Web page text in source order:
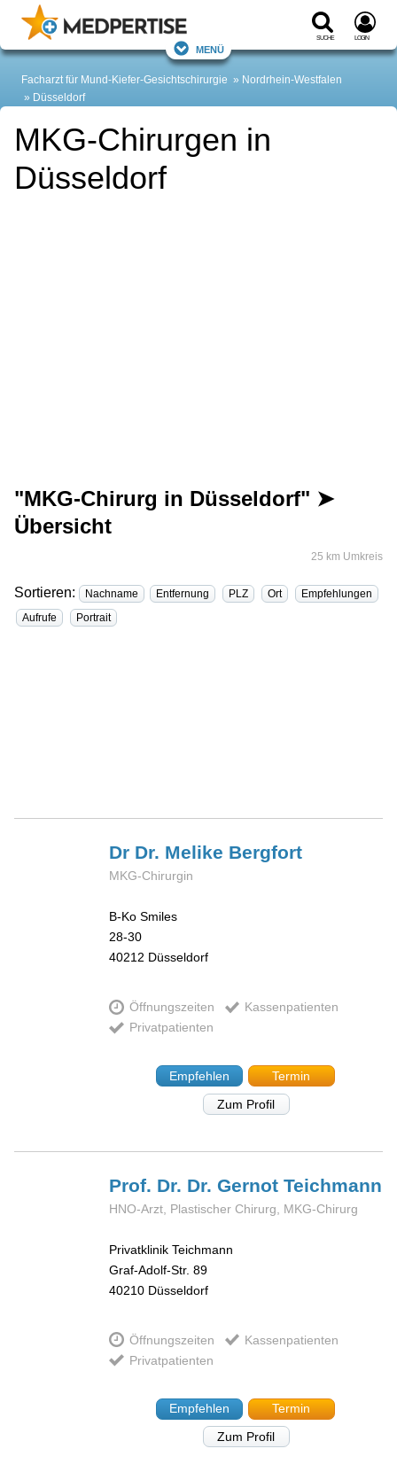
Suche Login
Menü
Facharzt für Mund-Kiefer-Gesichtschirurgie
Nordrhein-Westfalen
Düsseldorf
MKG-Chirurgen in
Düsseldorf
"MKG-Chirurg in Düsseldorf" ➤
Übersicht
25 km Umkreis
Sortieren: Nachname Entfernung PLZ Ort
Empfehlungen
Aufrufe
Portrait
Dr Dr. Melike Bergfort
MKG-Chirurgin
B-Ko Smiles
28-30
40212 Düsseldorf
Öffnungszeiten
Kassenpatienten
Privatpatienten
Empfehlen
Termin
Zum Profil
Prof. Dr. Dr. GernotTeichmann
HNO-Arzt, Plastischer Chirurg, MKG-Chirurg
Privatklinik Teichmann
Graf-Adolf-Str. 89
40210 Düsseldorf
Öffnungszeiten
Kassenpatienten
Privatpatienten
Empfehlen
Termin
Zum Profil